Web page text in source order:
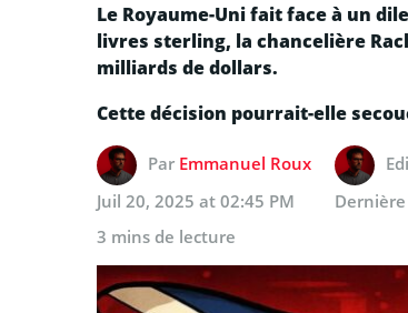
Le Royaume-Uni fait face à un
livres sterling, la chancelière
milliards de dollars.
Cette décision pourrait-elle
Par Emmanuel Roux
Juil 20, 2025 at 02:45 PM
3 mins de lecture